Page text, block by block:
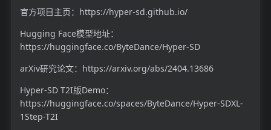
官方项目主页：https://hyper-sd.github.io/
Hugging Face模型地址：
https://huggingface.co/ByteDance/Hyper-SD
arXiv研究论文：https://arxiv.org/abs/2404.13686
Hyper-SD T2I版Demo：
https://huggingface.co/spaces/ByteDance/Hyper-SDXL-
1Step-T2I